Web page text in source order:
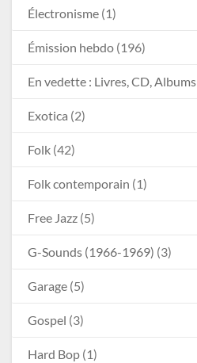
Électronisme (1)
Émission hebdo (196)
En vedette : Livres, CD, Albums
Exotica (2)
Folk (42)
Folk contemporain (1)
Free Jazz (5)
G-Sounds (1966-1969) (3)
Garage (5)
Gospel (3)
Hard Bop (1)